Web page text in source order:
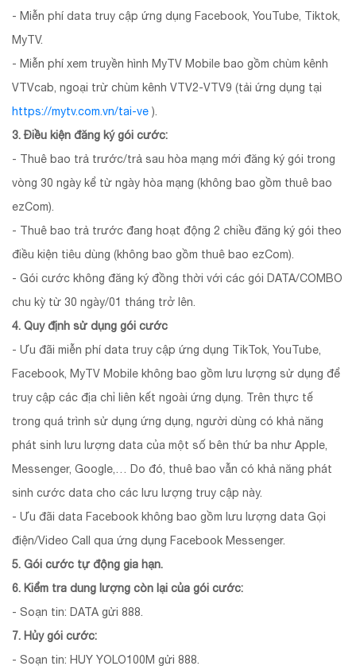
- Miễn phí data truy cập ứng dụng Facebook, YouTube, Tiktok,
MyTV.
- Miễn phí xem truyền hình MyTV Mobile bao gồm chùm kênh
VTVcab, ngoại trừ chùm kênh VTV2-VTV9 (tải ứng dụng tại
https://mytv.com.vn/tai-ve ).
3. Điều kiện đăng ký gói cước:
- Thuê bao trả trước/trả sau hòa mạng mới đăng ký gói trong
vòng 30 ngày kể từ ngày hòa mạng (không bao gồm thuê bao
ezCom).
- Thuê bao trả trước đang hoạt động 2 chiều đăng ký gói theo
điều kiện tiêu dùng (không bao gồm thuê bao ezCom).
- Gói cước không đăng ký đồng thời với các gói DATA/COMBO
chu kỳ từ 30 ngày/01 tháng trở lên.
4. Quy định sử dụng gói cước
- Ưu đãi miễn phí data truy cập ứng dụng TikTok, YouTube,
Facebook, MyTV Mobile không bao gồm lưu lượng sử dụng để
truy cập các địa chỉ liên kết ngoài ứng dụng. Trên thực tế
trong quá trình sử dụng ứng dụng, người dùng có khả năng
phát sinh lưu lượng data của một số bên thứ ba như Apple,
Messenger, Google,… Do đó, thuê bao vẫn có khả năng phát
sinh cước data cho các lưu lượng truy cập này.
- Ưu đãi data Facebook không bao gồm lưu lượng data Gọi
điện/Video Call qua ứng dụng Facebook Messenger.
5. Gói cước tự động gia hạn.
6. Kiểm tra dung lượng còn lại của gói cước:
- Soạn tin: DATA gửi 888.
7. Hủy gói cước:
- Soạn tin: HUY YOLO100M gửi 888.